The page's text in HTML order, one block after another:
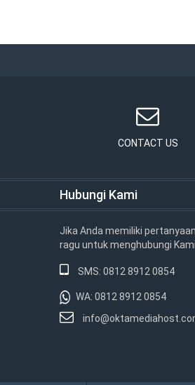
CONTACT US
Hubungi Kami
Jika Anda memiliki
ragu untuk menghubungi Kami.
SMS: 0812 8912 0854
WA: 0812 8912 0854